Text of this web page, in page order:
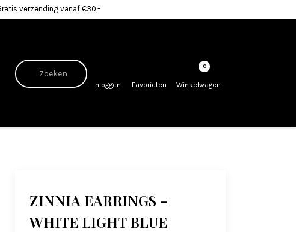
verzending vanaf €30,-
Inloggen Favorieten
0
Winkelwagen
ZINNIA EARRINGS -
WHITE LIGHT BLUE